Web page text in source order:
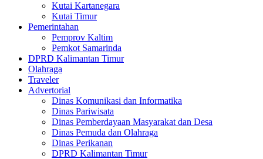
Kutai Kartanegara
Kutai Timur
Pemerintahan
Pemprov Kaltim
Pemkot Samarinda
DPRD Kalimantan Timur
Olahraga
Traveler
Advertorial
Dinas Komunikasi dan Informatika
Dinas Pariwisata
Dinas Pemberdayaan Masyarakat dan Desa
Dinas Pemuda dan Olahraga
Dinas Perikanan
DPRD Kalimantan Timur